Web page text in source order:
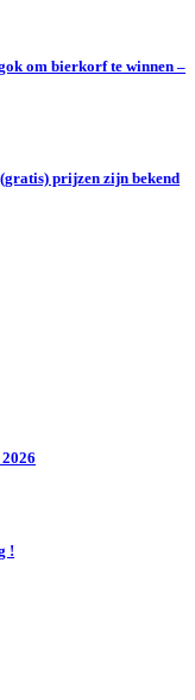
om bierkorf te winnen –
prijzen zijn bekend
!